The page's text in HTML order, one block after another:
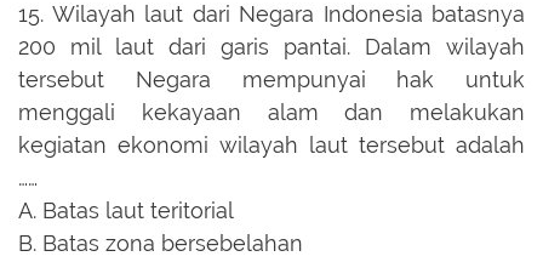
15. Wilayah laut dari Negara Indonesia batasnya
200 mil laut dari garis pantai. Dalam wilayah
tersebut Negara mempunyai hak untuk
menggali kekayaan alam dan melakukan
kegiatan ekonomi wilayah laut tersebut adalah
……
A. Batas laut teritorial
B. Batas zona bersebelahan